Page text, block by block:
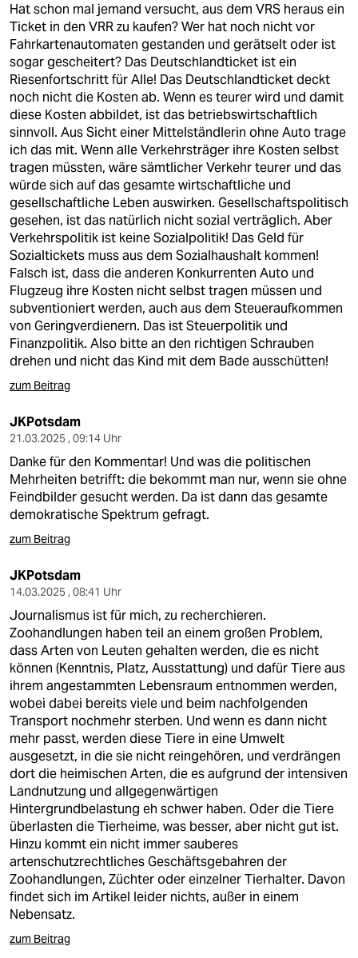
Hat schon mal jemand versucht, aus dem VRS heraus ein
Ticket in den VRR zu kaufen? Wer hat noch nicht vor
Fahrkartenautomaten gestanden und gerätselt oder ist
sogar gescheitert? Das Deutschlandticket ist ein
Riesenfortschritt für Alle! Das Deutschlandticket deckt
noch nicht die Kosten ab. Wenn es teurer wird und damit
diese Kosten abbildet, ist das betriebswirtschaftlich
sinnvoll. Aus Sicht einer Mittelständlerin ohne Auto trage
ich das mit. Wenn alle Verkehrsträger ihre Kosten selbst
tragen müssten, wäre sämtlicher Verkehr teurer und das
würde sich auf das gesamte wirtschaftliche und
gesellschaftliche Leben auswirken. Gesellschaftspolitisch
gesehen, ist das natürlich nicht sozial verträglich. Aber
Verkehrspolitik ist keine Sozialpolitik! Das Geld für
Sozialtickets muss aus dem Sozialhaushalt kommen!
Falsch ist, dass die anderen Konkurrenten Auto und
Flugzeug ihre Kosten nicht selbst tragen müssen und
subventioniert werden, auch aus dem Steueraufkommen
von Geringverdienern. Das ist Steuerpolitik und
Finanzpolitik. Also bitte an den richtigen Schrauben
drehen und nicht das Kind mit dem Bade ausschütten!
zum Beitrag
JKPotsdam
21.03.2025 , 09:14 Uhr
Danke für den Kommentar! Und was die politischen
Mehrheiten betrifft: die bekommt man nur, wenn sie ohne
Feindbilder gesucht werden. Da ist dann das gesamte
demokratische Spektrum gefragt.
zum Beitrag
JKPotsdam
14.03.2025 , 08:41 Uhr
Journalismus ist für mich, zu recherchieren.
Zoohandlungen haben teil an einem großen Problem,
dass Arten von Leuten gehalten werden, die es nicht
können (Kenntnis, Platz, Ausstattung) und dafür Tiere aus
ihrem angestammten Lebensraum entnommen werden,
wobei dabei bereits viele und beim nachfolgenden
Transport nochmehr sterben. Und wenn es dann nicht
mehr passt, werden diese Tiere in eine Umwelt
ausgesetzt, in die sie nicht reingehören, und verdrängen
dort die heimischen Arten, die es aufgrund der intensiven
Landnutzung und allgegenwärtigen
Hintergrundbelastung eh schwer haben. Oder die Tiere
überlasten die Tierheime, was besser, aber nicht gut ist.
Hinzu kommt ein nicht immer sauberes
artenschutzrechtliches Geschäftsgebahren der
Zoohandlungen, Züchter oder einzelner Tierhalter. Davon
findet sich im Artikel leider nichts, außer in einem
Nebensatz.
zum Beitrag